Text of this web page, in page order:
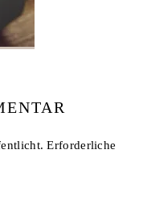
Erforderliche